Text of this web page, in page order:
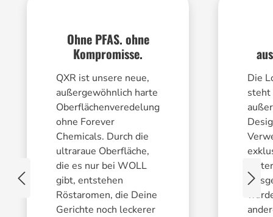
Ohne PFAS. ohne
Kompromisse.
QXR ist unsere neue,
außergewöhnlich harte
Oberflächenveredelung
ohne Forever
Chemicals. Durch die
ultraraue Oberfläche,
die es nur bei WOLL
gibt, entstehen
Röstaromen, die Deine
Gerichte noch leckerer
Die
steht